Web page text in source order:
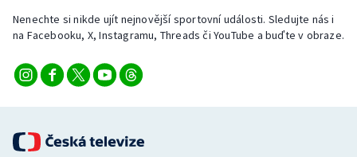
Nenechte si nikde ujít nejnovější sportovní události. Sledujte nás i
na Facebooku, X, Instagramu, Threads či YouTube a buďte v obraze.